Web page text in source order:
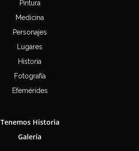
Pintura
Medicina
Personajes
Lugares
Historia
Fotografía
Efemérides
Tenemos Historia
Galería